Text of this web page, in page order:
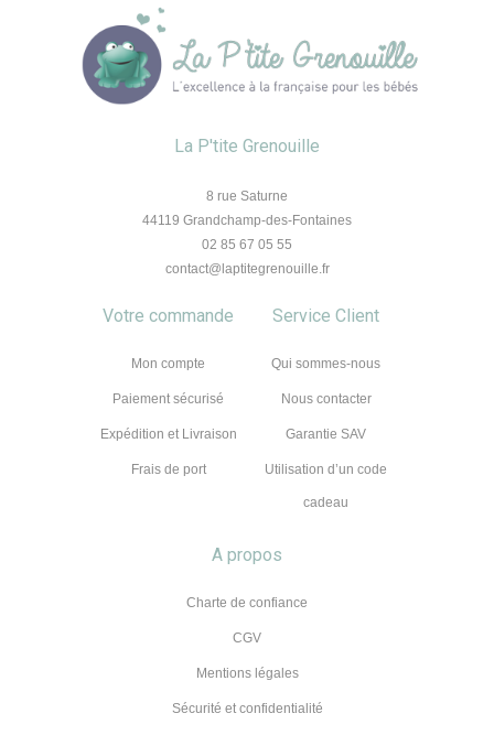
La P'tite Grenouille
8 rue Saturne
44119 Grandchamp-des-Fontaines
02 85 67 05 55
contact@laptitegrenouille.fr
Votre commande
Mon compte
Paiement sécurisé
Expédition et Livraison
Frais de port
Service Client
Qui sommes-nous
Nous contacter
Garantie SAV
Utilisation d’un code
cadeau
A propos
Charte de confiance
CGV
Mentions légales
Sécurité et confidentialité